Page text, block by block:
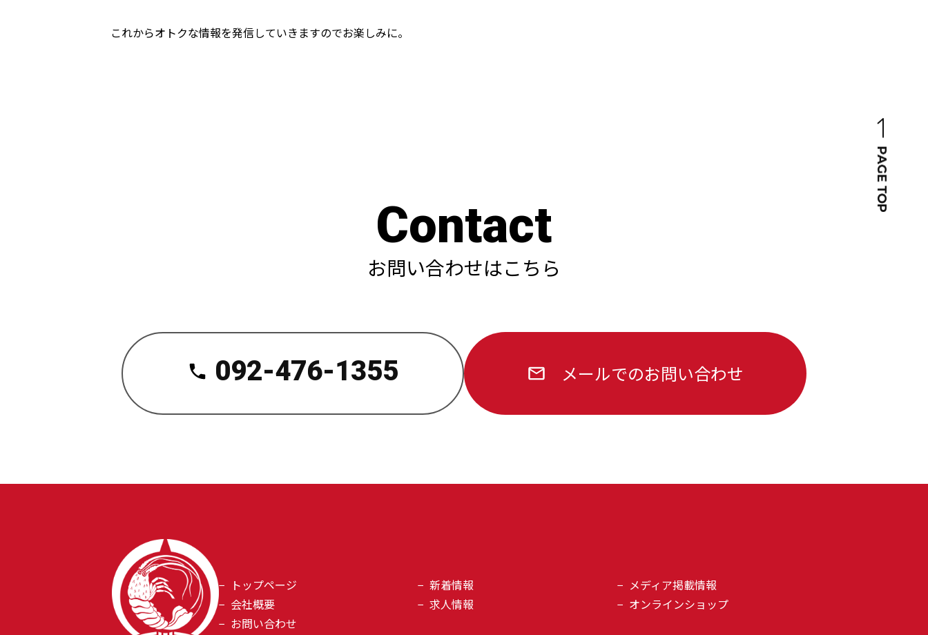
これからオトクな情報を発信していきますのでお楽しみに。
Contact
お問い合わせはこちら
092-476-1355 メールでのお問い合わせ
トップページ 新着情報
メディア掲載情報
会社概要
求人情報
オンラインショップ
お問い合わせ